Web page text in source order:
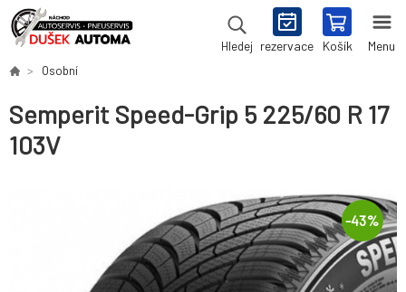
Hledej rezervace Košík Menu
Osobní
Semperit Speed-Grip 5 225/60 R 17
103V
-43%